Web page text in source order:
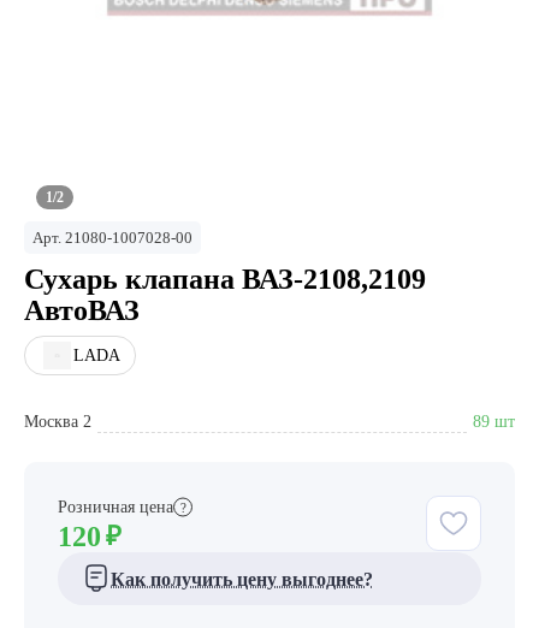
Розничная цена ?
120 ₽
Как получить цену выгоднее?
1/2
Арт. 21080-1007028-00
Сухарь клапана ВАЗ-2108,2109
АвтоВАЗ
LADA
Москва 2 89 шт